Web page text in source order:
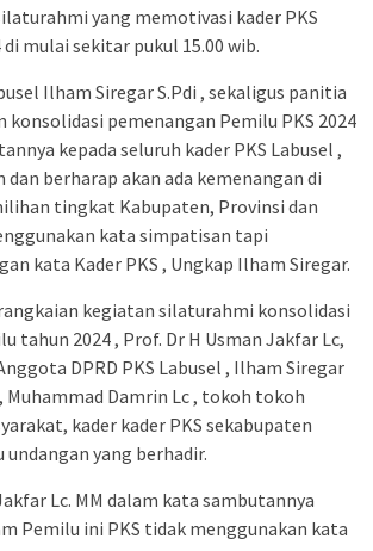
yang memotivasi kader PKS
mulai sekitar pukul 15.00 wib.
Ilham Siregar S.Pdi , sekaligus panitia
konsolidasi pemenangan Pemilu PKS 2024
kepada seluruh kader PKS Labusel ,
berharap akan ada kemenangan di
tingkat Kabupaten, Provinsi dan
kata simpatisan tapi
kata Kader PKS , Ungkap Ilham Siregar.
kegiatan silaturahmi konsolidasi
tahun 2024 , Prof. Dr H Usman Jakfar Lc,
DPRD PKS Labusel , Ilham Siregar
Muhammad Damrin Lc , tokoh tokoh
kader kader PKS sekabupaten
yang berhadir.
Lc. MM dalam kata sambutannya
Pemilu ini PKS tidak menggunakan kata